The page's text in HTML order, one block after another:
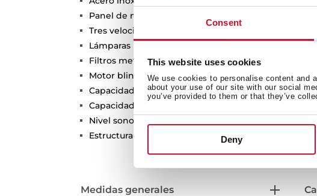
Consent
This website uses cookies
We use cookies to personalise content and
about your use of our site with our social
you’ve provided to them or that they’ve
Deny
Panel de mandos pulsantes
Tres velocidades
Lámparas LED
Filtros metalicos, lavables en lavavajillas
Motor blindado de doble turbina
Capacidad de extracción máxima: 700 m³/h
Capacidad de extracción UNE-EN-61591: 380 m³/h
Nivel sonoro: min. 43 –máx. 57 dB
Estructura superior de cristal de seguridad
Medidas generales